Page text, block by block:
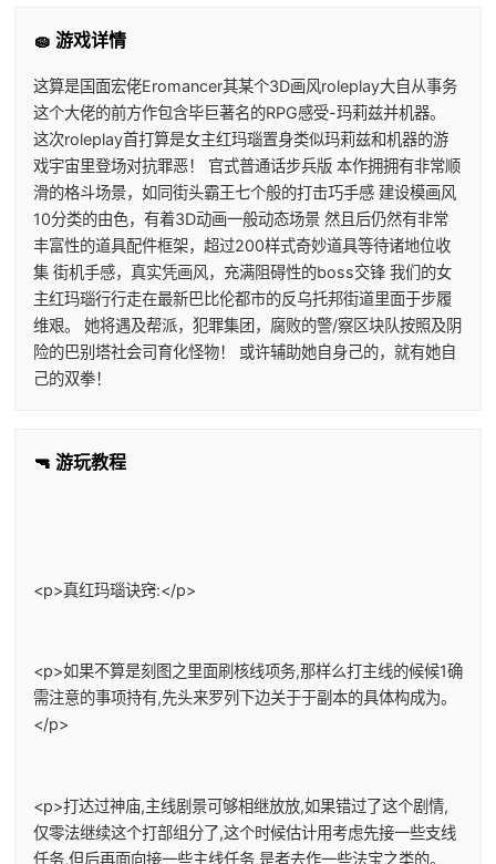
🧽 游戏详情
这算是国面宏佬Eromancer其某个3D画风roleplay大自从事务
这个大佬的前方作包含毕巨著名的RPG感受-玛莉兹并机器。
这次roleplay首打算是女主红玛瑙置身类似玛莉兹和机器的游
戏宇宙里登场对抗罪恶！ 官式普通话步兵版 本作拥拥有非常顺
滑的格斗场景，如同街头霸王七个般的打击巧手感 建设模画风
10分类的由色，有着3D动画一般动态场景 然且后仍然有非常
丰富性的道具配件框架，超过200样式奇妙道具等待诸地位收
集 街机手感，真实凭画风，充满阻碍性的boss交锋 我们的女
主红玛瑙行行走在最新巴比伦都市的反乌托邦街道里面于步履
维艰。 她将遇及帮派，犯罪集团，腐败的警/察区块队按照及阴
险的巴别塔社会司育化怪物！ 或许辅助她自身己的，就有她自
己的双拳！
🔫 游玩教程
<p>真红玛瑙诀窍:</p>
<p>如果不算是刻图之里面刷核线项务,那样么打主线的候候1确
需注意的事项持有,先头来罗列下边关于于副本的具体构成为。
</p>
<p>打达过神庙,主线剧景可够相继放放,如果错过了这个剧情,
仅零法继续这个打部组分了,这个时候估计用考虑先接一些支线
任务,但后再面向接一些主线任务,是者去作一些法宝之类的。